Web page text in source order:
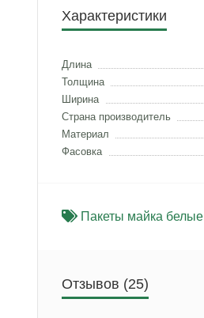
Характеристики
Длина
Толщина
Ширина
Страна производитель
Материал
Фасовка
Пакеты майка белые
Отзывов (25)